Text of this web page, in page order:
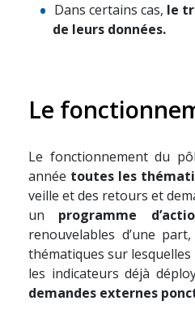
Dans certains cas, le
de leurs données.
Le
Le fonctionnement du
année toutes les
veille et des retours et
un programme
renouvelables d’une
thématiques sur lesquelles
les indicateurs déjà
demandes externes